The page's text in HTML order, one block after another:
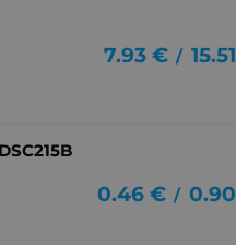
7.93 € / 15.51
0.46 € / 0.90